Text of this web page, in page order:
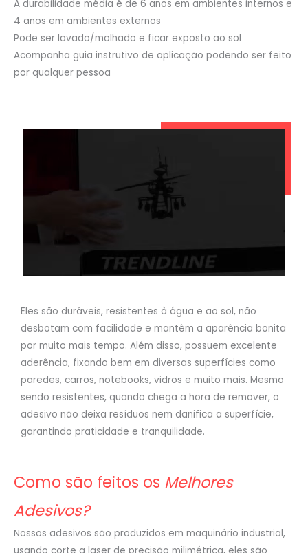
A durabilidade média é de 6 anos em ambientes internos e
4 anos em ambientes externos
Pode ser lavado/molhado e ficar exposto ao sol
Acompanha guia instrutivo de aplicação podendo ser feito
por qualquer pessoa
Eles são duráveis, resistentes à água e ao sol, não
desbotam com facilidade e mantêm a aparência bonita
por muito mais tempo. Além disso, possuem excelente
aderência, fixando bem em diversas superfícies como
paredes, carros, notebooks, vidros e muito mais. Mesmo
sendo resistentes, quando chega a hora de remover, o
adesivo não deixa resíduos nem danifica a superfície,
garantindo praticidade e tranquilidade.
Como são feitos os Melhores
Adesivos?
Nossos adesivos são produzidos em maquinário industrial,